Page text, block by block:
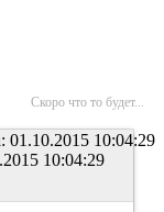
Скоро что то будет...
01.10.2015 10:04:29
10:04:29